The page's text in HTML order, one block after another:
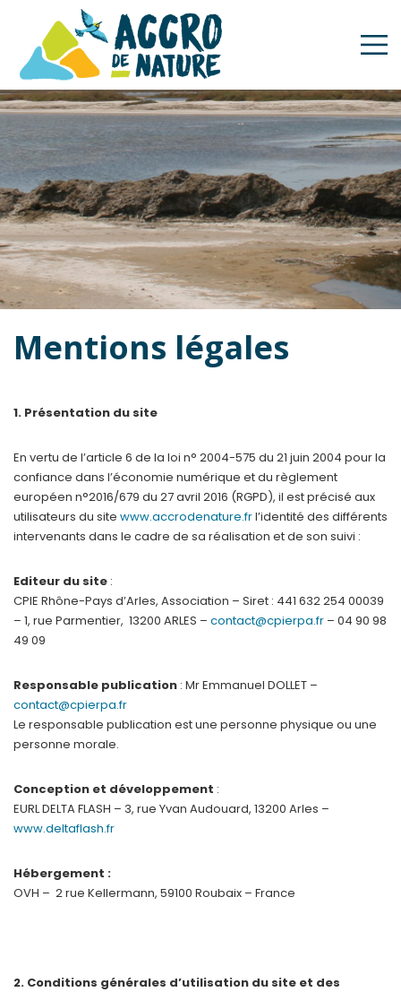
Mentions légales
1. Présentation du site
En vertu de l’article 6 de la loi n° 2004-575 du 21 juin 2004 pour la
confiance dans l’économie numérique et du règlement
européen n°2016/679 du 27 avril 2016 (RGPD), il est précisé aux
utilisateurs du site www.accrodenature.frl’identité des différents
intervenants dans le cadre de sa réalisation et de son suivi :
Editeur du site :
CPIE Rhône-Pays d’Arles, Association – Siret : 441 632 254 00039
– 1, rue Parmentier, 13200 ARLES – contact@cpierpa.fr – 04 90 98
49 09
Responsable publication : Mr Emmanuel DOLLET –
contact@cpierpa.fr
Le responsable publication est une personne physique ou une
personne morale.
Conception et développement :
EURL DELTA FLASH – 3, rue Yvan Audouard, 13200 Arles –
www.deltaflash.fr
Hébergement :
OVH – 2 rue Kellermann, 59100 Roubaix – France
2. Conditions générales d’utilisation du site et des